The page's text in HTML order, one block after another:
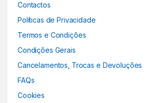
Contactos
Políticas de Privacidade
Termos e Condições
Condições Gerais
Cancelamentos, Trocas e Devoluções
FAQs
Cookies